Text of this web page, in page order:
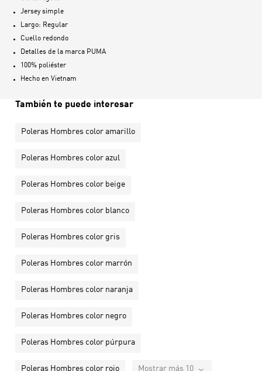
Jersey simple
Largo: Regular
Cuello redondo
Detalles de la marca PUMA
100% poliéster
Hecho en Vietnam
También te puede interesar
Poleras Hombres color amarillo
Poleras Hombres color azul
Poleras Hombres color beige
Poleras Hombres color blanco
Poleras Hombres color gris
Poleras Hombres color marrón
Poleras Hombres color naranja
Poleras Hombres color negro
Poleras Hombres color púrpura
Poleras Hombres color rojo Mostrar más 10